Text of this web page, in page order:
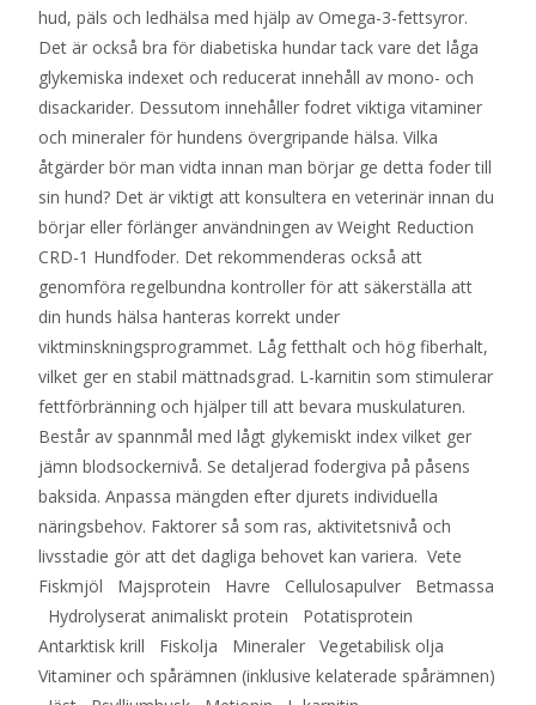
hud, päls och ledhälsa med hjälp av Omega-3-fettsyror.
Det är också bra för diabetiska hundar tack vare det låga
glykemiska indexet och reducerat innehåll av mono- och
disackarider. Dessutom innehåller fodret viktiga vitaminer
och mineraler för hundens övergripande hälsa. Vilka
åtgärder bör man vidta innan man börjar ge detta foder till
sin hund? Det är viktigt att konsultera en veterinär innan du
börjar eller förlänger användningen av Weight Reduction
CRD-1 Hundfoder. Det rekommenderas också att
genomföra regelbundna kontroller för att säkerställa att
din hunds hälsa hanteras korrekt under
viktminskningsprogrammet. Låg fetthalt och hög fiberhalt,
vilket ger en stabil mättnadsgrad. L-karnitin som stimulerar
fettförbränning och hjälper till att bevara muskulaturen.
Består av spannmål med lågt glykemiskt index vilket ger
jämn blodsockernivå. Se detaljerad fodergiva på påsens
baksida. Anpassa mängden efter djurets individuella
näringsbehov. Faktorer så som ras, aktivitetsnivå och
livsstadie gör att det dagliga behovet kan variera. Vete
Fiskmjöl Majsprotein Havre Cellulosapulver Betmassa
Hydrolyserat animaliskt protein Potatisprotein
Antarktisk krill Fiskolja Mineraler Vegetabilisk olja
Vitaminer och spårämnen (inklusive kelaterade spårämnen)